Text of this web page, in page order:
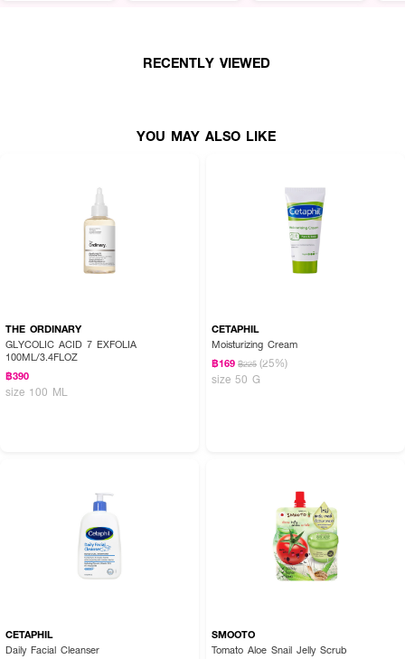
RECENTLY VIEWED
YOU MAY ALSO LIKE
THE ORDINARY
GLYCOLIC ACID 7 EXFOLIA
100ML/3.4FLOZ
฿390
size 100 ML
CETAPHIL
Moisturizing Cream
฿169 ฿225 (25%)
size 50 G
CETAPHIL
Daily Facial Cleanser
SMOOTO
Tomato Aloe Snail Jelly Scrub